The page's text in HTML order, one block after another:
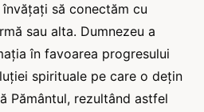
să conectăm cu
sau alta. Dumnezeu a
în favoarea progresului
spirituale pe care o dețin
Pământul, rezultând astfel